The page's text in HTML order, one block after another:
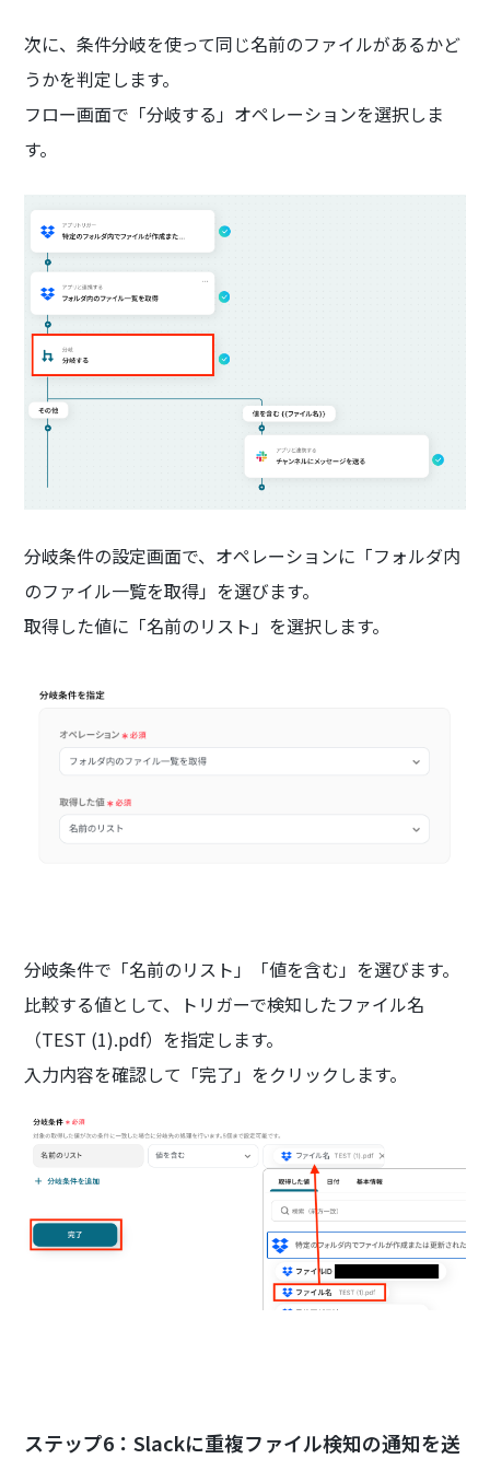
次に、条件分岐を使って同じ名前のファイルがあるかど
うかを判定します。
フロー画面で「分岐する」オペレーションを選択しま
す。
分岐条件の設定画面で、オペレーションに「フォルダ内
のファイル一覧を取得」を選びます。
取得した値に「名前のリスト」を選択します。
分岐条件で「名前のリスト」「値を含む」を選びます。
比較する値として、トリガーで検知したファイル名
（TEST (1).pdf）を指定します。
入力内容を確認して「完了」をクリックします。
ステップ6：Slackに重複ファイル検知の通知を送